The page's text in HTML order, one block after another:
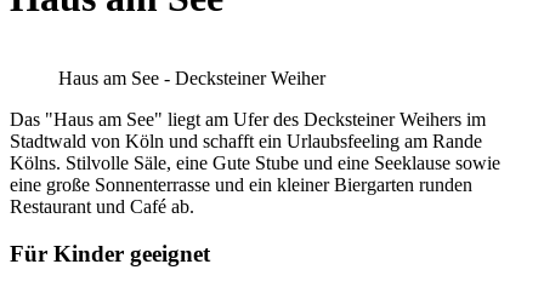
Haus am See - Decksteiner Weiher
Das "Haus am See" liegt am Ufer des Decksteiner Weihers im
Stadtwald von Köln und schafft ein Urlaubsfeeling am Rande
Kölns. Stilvolle Säle, eine Gute Stube und eine Seeklause sowie
eine große Sonnenterrasse und ein kleiner Biergarten runden
Restaurant und Café ab.
Für Kinder geeignet